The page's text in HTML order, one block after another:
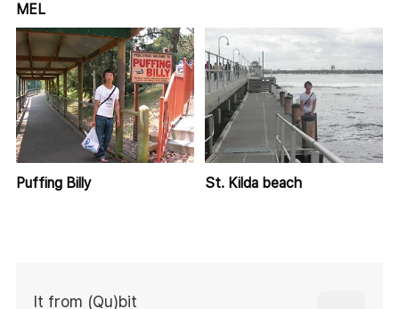
MEL
Puffing Billy St. Kilda beach
It from (Qu)bit